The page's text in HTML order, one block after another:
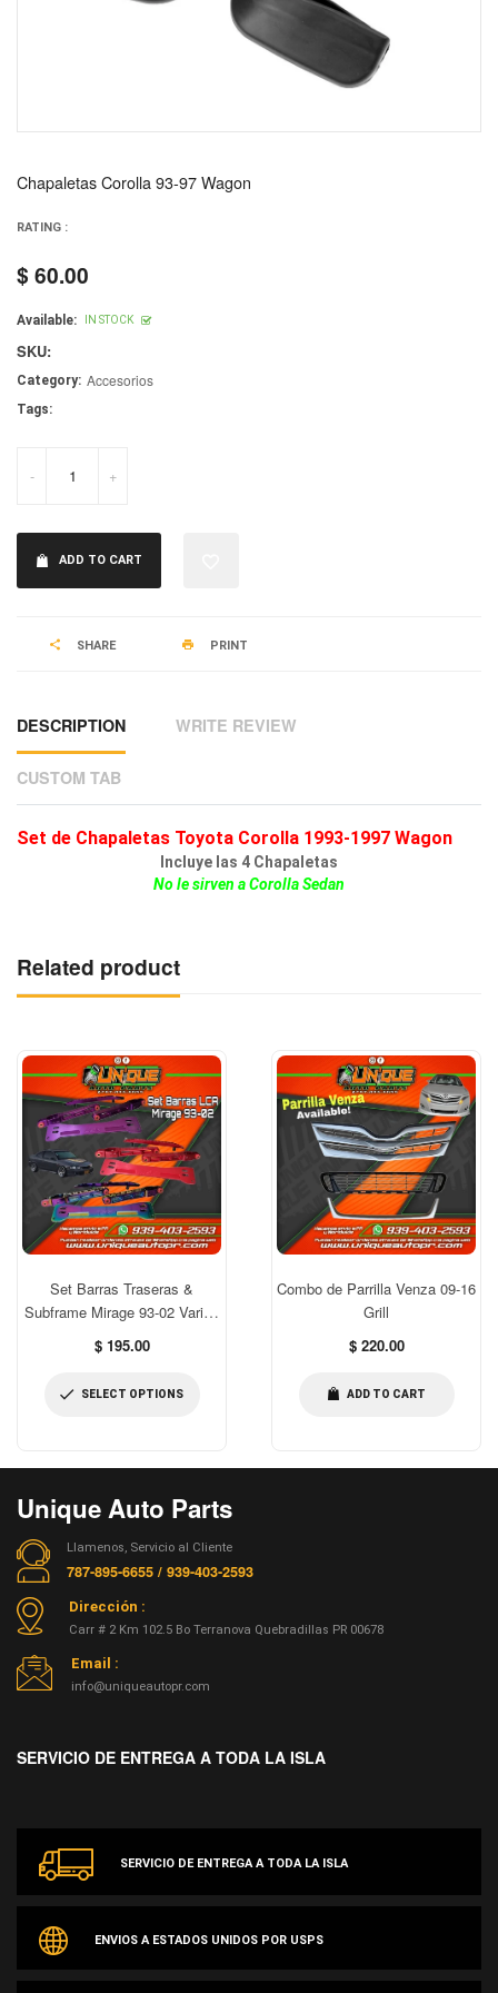
Chapaletas Corolla 93-97 Wagon
RATING :
Regular
price
$ 60.00
Available: IN STOCK
SKU:
Category: Accesorios
Tags:
- +
ADD TO CART
SHARE PRINT
DESCRIPTION WRITE REVIEW
CUSTOM TAB
Set de Chapaletas Toyota Corolla 1993-1997 Wagon
Incluye las 4 Chapaletas
No le sirven a Corolla Sedan
Related product
Set Barras Traseras &
Subframe Mirage 93-02 Varios
Regular
$ 195.00
SELECT OPTIONS
Combo de Parrilla Venza 09-16
Grill
Regular
$ 220.00
ADD TO CART
Unique Auto Parts
Llamenos, Servicio al Cliente
787-895-6655 / 939-403-2593
Dirección :
Carr # 2 Km 102.5 Bo Terranova Quebradillas PR 00678
Email :
info@uniqueautopr.com
SERVICIO DE ENTREGA A TODA LA ISLA
SERVICIO DE ENTREGA A TODA LA ISLA
ENVIOS A ESTADOS UNIDOS POR USPS